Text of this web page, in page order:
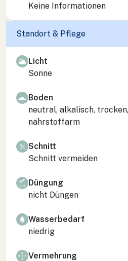
Keine Informationen
Standort & Pflege
Licht
Sonne
Boden
neutral, alkalisch,
nährstoffarm
Schnitt
Schnitt vermeiden
Düngung
nicht Düngen
Wasserbedarf
niedrig
Vermehrung